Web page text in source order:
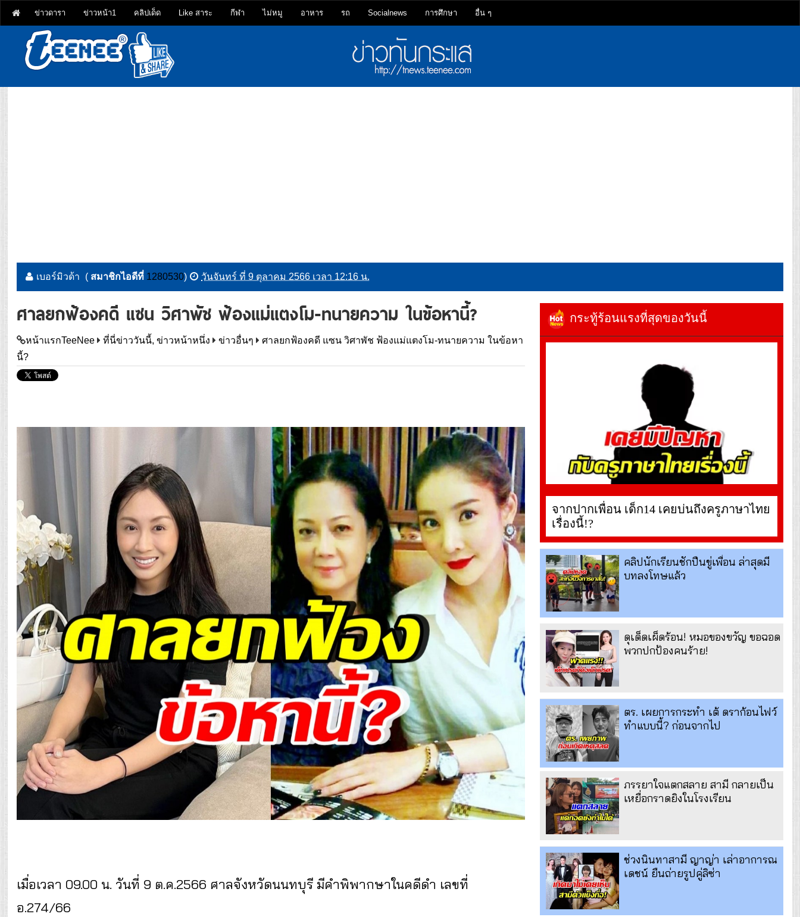
ข่าวดารา ข่าวหน้า1 คลิปเด็ด Like สาระ กีฬา ไม่หมู อาหาร รถ Socialnews การศึกษา อื่น ๆ
เบอร์มิวด้า ( สมาชิกไอดีที่ 1280530) วันจันทร์ ที่ 9 ตุลาคม 2566 เวลา 12:16 น.
ศาลยกฟ้องคดี แซน วิศาพัช ฟ้องแม่แตงโม-ทนายความ ในข้อหานี้?
หน้าแรกTeeNee ที่นี่ข่าววันนี้, ข่าวหน้าหนึ่ง ข่าวอื่นๆ
ศาลยกฟ้องคดี แซน วิศาพัช ฟ้องแม่แตงโม-ทนายความ ในข้อหา
นี้?
เมื่อเวลา 09.00 น. วันที่ 9 ต.ค.2566 ศาลจังหวัดนนทบุรี มีคำพิพากษาในคดีดำ เลขที่
อ.274/66
กระทู้ร้อนแรงที่สุดของวันนี้
จากปากเพื่อน เด็ก14 เคยบ่นถึงครูภาษาไทย
เรื่องนี้!?
คลิปนักเรียนชักปืนขู่เพื่อน ล่าสุดมี
บทลงโทษแล้ว
ดุเด็ดเผ็ดร้อน! หมอของขวัญ ขอฉอด
พวกปกป้องคนร้าย!
ตร. เผยการกระทำ เต้ ดราก้อนไฟว์
ทำแบบนี้? ก่อนจากไป
ภรรยาใจแตกสลาย สามี กลายเป็น
เหยื่อกราดยิงในโรงเรียน
ช่วงนินทาสามี ญาญ่า เล่าอาการณ
เดชน์ ยืนถ่ายรูปคู่ลิซ่า